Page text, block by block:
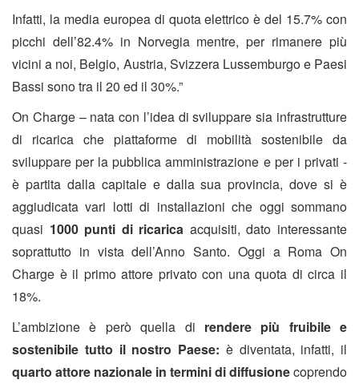
Infatti, la media europea di quota elettrico è del 15.7% con
picchi dell’82.4% in Norvegia mentre, per rimanere più
vicini a noi, Belgio, Austria, Svizzera Lussemburgo e Paesi
Bassi sono tra il 20 ed il 30%.”
On Charge – nata con l’idea di sviluppare sia infrastrutture
di ricarica che piattaforme di mobilità sostenibile da
sviluppare per la pubblica amministrazione e per i privati -
è partita dalla capitale e dalla sua provincia, dove si è
aggiudicata vari lotti di installazioni che oggi sommano
quasi 1000 punti di ricarica acquisiti, dato interessante
soprattutto in vista dell’Anno Santo. Oggi a Roma On
Charge è il primo attore privato con una quota di circa il
18%.
L’ambizione è però quella di rendere più fruibile e
sostenibile tutto il nostro Paese: è diventata, infatti, il
quarto attore nazionale in termini di diffusionecoprendo